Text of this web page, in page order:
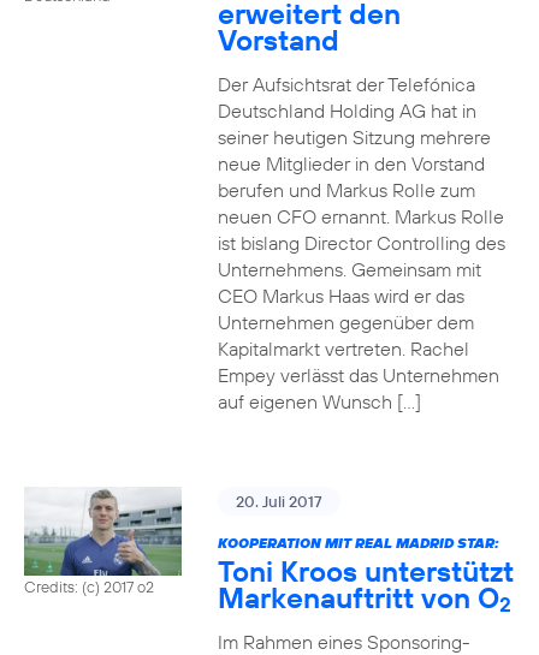
erweitert den
Vorstand
Der Aufsichtsrat der Telefónica
Deutschland Holding AG hat in
seiner heutigen Sitzung mehrere
neue Mitglieder in den Vorstand
berufen und Markus Rolle zum
neuen CFO ernannt. Markus Rolle
ist bislang Director Controlling des
Unternehmens. Gemeinsam mit
CEO Markus Haas wird er das
Unternehmen gegenüber dem
Kapitalmarkt vertreten. Rachel
Empey verlässt das Unternehmen
auf eigenen Wunsch […]
Credits: (c) 2017 o2
20. Juli 2017
KOOPERATION MIT REAL MADRID STAR:
Toni Kroos unterstützt
Markenauftritt von O2
Im Rahmen eines Sponsoring-